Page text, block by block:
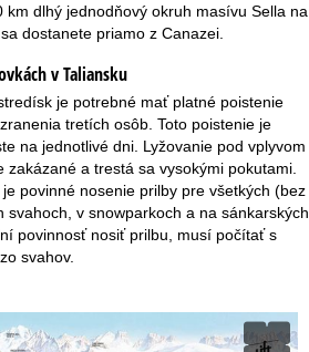
km dlhý jednodňový okruh masívu Sella na
dostanete priamo z Canazei.
v Taliansku
je potrebné mať platné poistenie
tretích osôb. Toto poistenie je
na jednotlivé dni. Lyžovanie pod vplyvom
a trestá sa vysokými pokutami.
povinné nosenie prilby pre všetkých (bez
svahoch, v snowparkoch a na sánkarských
povinnosť nosiť prilbu, musí počítať s
svahov.